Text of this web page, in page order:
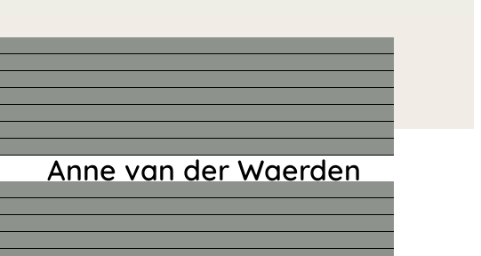
Anne van der Waerden
(NL), lichtgrijze flesvorm
op losse voet